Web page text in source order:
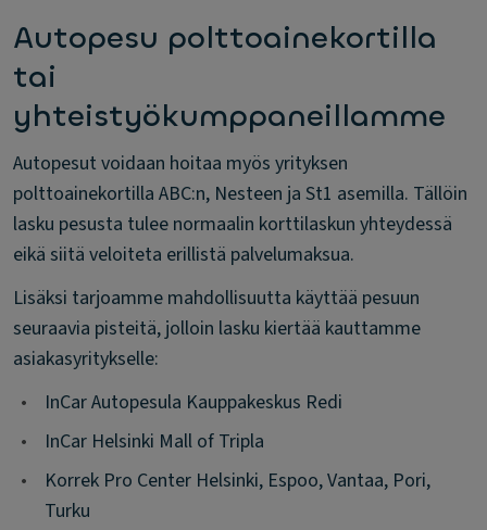
Autopesu polttoainekortilla
tai
yhteistyökumppaneillamme
Autopesut voidaan hoitaa myös yrityksen
polttoainekortilla ABC:n, Nesteen ja St1 asemilla. Tällöin
lasku pesusta tulee normaalin korttilaskun yhteydessä
eikä siitä veloiteta erillistä palvelumaksua.
Lisäksi tarjoamme mahdollisuutta käyttää pesuun
seuraavia pisteitä, jolloin lasku kiertää kauttamme
asiakasyritykselle:
•
InCar Autopesula Kauppakeskus Redi
•
InCar Helsinki Mall of Tripla
•
Korrek Pro Center Helsinki, Espoo, Vantaa, Pori,
Turku